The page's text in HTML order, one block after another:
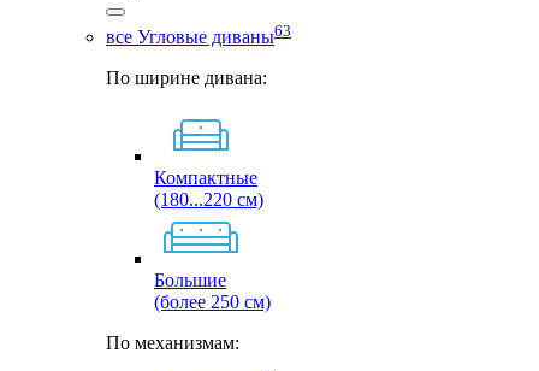
все Угловые диваны63
По ширине дивана:
Компактные
(180...220 см)
Большие
(более 250 см)
По механизмам: